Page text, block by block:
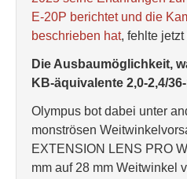
E-20P berichtet und die
beschrieben hat, fehlte
Die Ausbaumöglichkeit,
KB-äquivalente 2,0-2,4/
Olympus bot dabei unter
monströsen
EXTENSION LENS PRO
mm auf 28 mm Weitwinkel